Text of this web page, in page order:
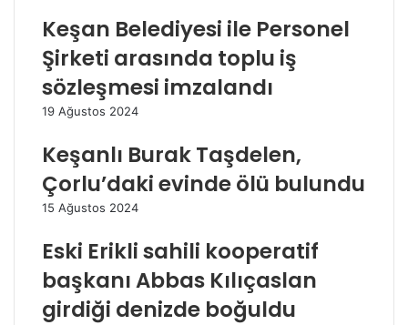
Keşan Belediyesi ile Personel
Şirketi arasında toplu iş
sözleşmesi imzalandı
19 Ağustos 2024
Keşanlı Burak Taşdelen,
Çorlu’daki evinde ölü bulundu
15 Ağustos 2024
Eski Erikli sahili kooperatif
başkanı Abbas Kılıçaslan
girdiği denizde boğuldu